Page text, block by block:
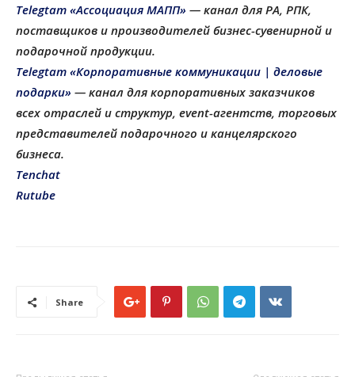
Telegtam «Ассоциация МАПП» — канал для РА, РПК,
поставщиков и производителей бизнес-сувенирной и
подарочной продукции.
Telegtam «Корпоративные коммуникации | деловые
подарки» — канал для корпоративных заказчиков
всех отраслей и структур, еvent-агентств, торговых
представителей подарочного и канцелярского
бизнеса.
Tenchat
Rutube
Share